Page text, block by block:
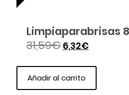
Limpiaparabrisas
31,59€ 6,32€
Añadir al carrito